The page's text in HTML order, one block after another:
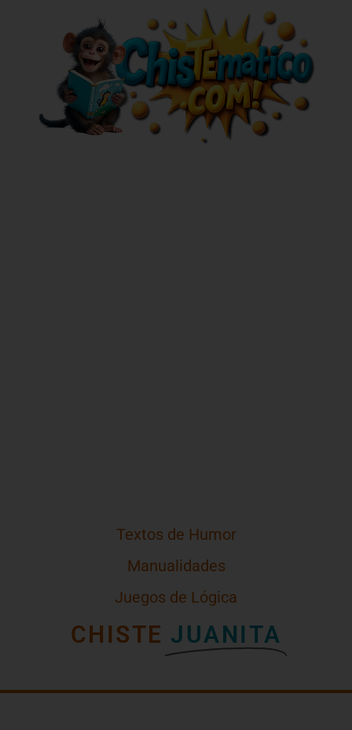
Textos de Humor
Manualidades
Juegos de Lógica
CHISTE JUANITA